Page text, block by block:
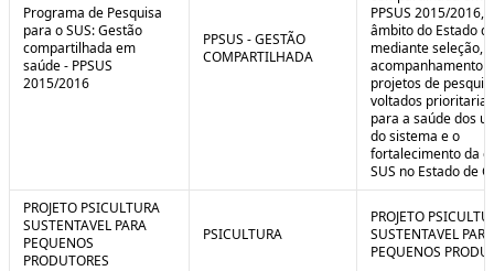
Programa de Pesquisa
para o SUS: Gestão
compartilhada em
saúde - PPSUS
2015/2016
PPSUS - GESTÃO
COMPARTILHADA
PPSUS 2015/2016,
âmbito do Estado
mediante seleção,
acompanhamento
projetos de
voltados
para a saúde dos
do sistema e o
fortalecimento da
SUS no Estado de
PROJETO PSICULTURA
SUSTENTAVEL PARA
PEQUENOS
PRODUTORES
PSICULTURA
PROJETO
SUSTENTAVEL PARA
PEQUENOS